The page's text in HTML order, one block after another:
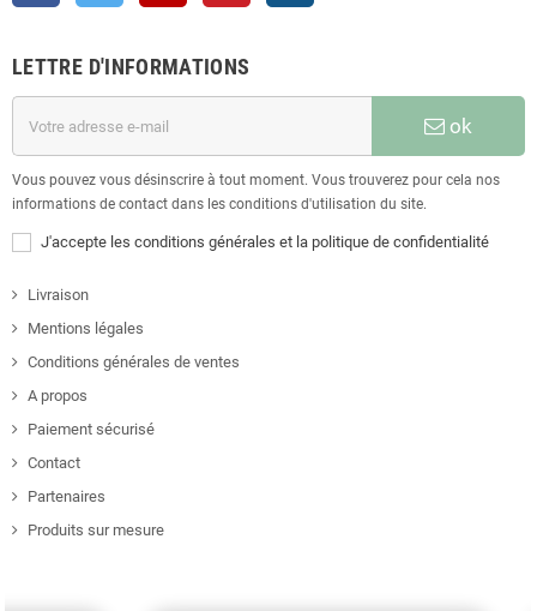
LETTRE D'INFORMATIONS
ok
Vous pouvez vous désinscrire à tout moment. Vous trouverez pour cela nos
informations de contact dans les conditions d'utilisation du site.
J'accepte les conditions générales et la politique de confidentialité
Livraison
Mentions légales
Conditions générales de ventes
A propos
Paiement sécurisé
Contact
Partenaires
Produits sur mesure